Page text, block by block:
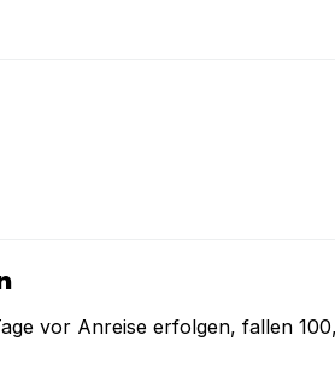
vor Anreise erfolgen, fallen